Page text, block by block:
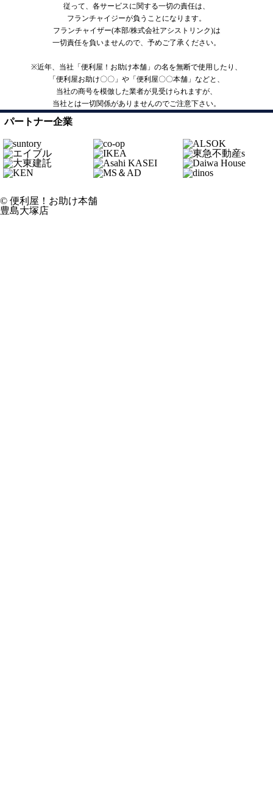
従って、各サービスに関する一切の責任は、
フランチャイジーが負うことになります。
フランチャイザー(本部/株式会社アシストリンク)は
一切責任を負いませんので、予めご了承ください。
※近年、当社「便利屋！お助け本舗」の名を無断で使用したり、
「便利屋お助け〇〇」や「便利屋〇〇本舗」などと、
当社の商号を模倣した業者が見受けられますが、
当社とは一切関係がありませんのでご注意下さい。
パートナー企業
© 便利屋！お助け本舗
豊島大塚店